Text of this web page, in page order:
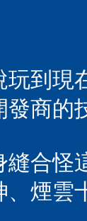
玩到現
發商的
縫合怪
、煙雲